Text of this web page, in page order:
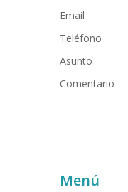
Email
Teléfono
Asunto
Comentario
Menú